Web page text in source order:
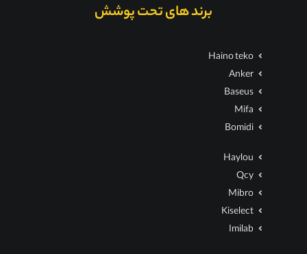
برند های تحت پوشش
Haino teko
Anker
Baseus
Mifa
Bomidi
Haylou
Qcy
Mibro
Kiselect
Imilab